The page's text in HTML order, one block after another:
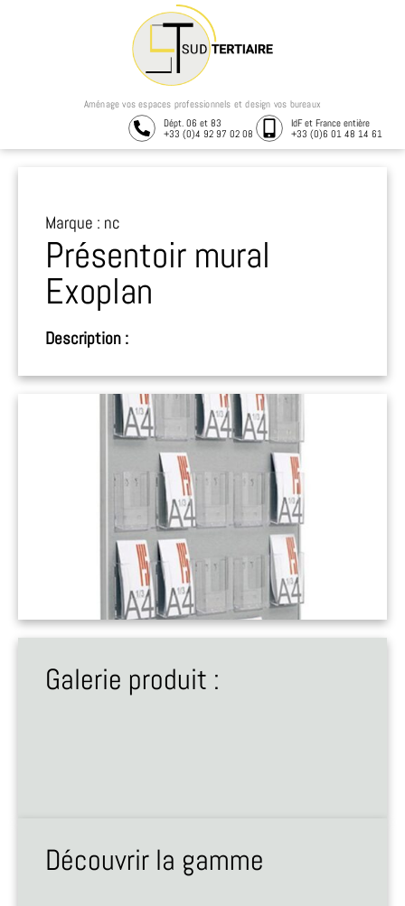
Dépt. 06 et 83
+33 (0)4 92 97 02 08
IdF et France entière
+33 (0)6 01 48 14 61
Aménage vos espaces professionnels et design vos bureaux
Marque : nc
Présentoir mural
Exoplan
Description :
Galerie produit :
Découvrir la gamme